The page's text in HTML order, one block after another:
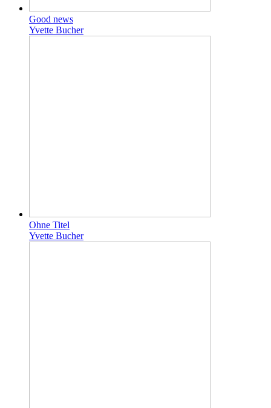
Good news
Yvette Bucher
Ohne Titel
Yvette Bucher